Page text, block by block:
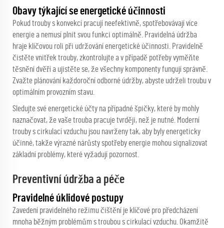
Obavy týkající se energetické účinnosti
Pokud trouby s konvekcí pracují neefektivně, spotřebovávají více
energie a nemusí plnit svou funkci optimálně. Pravidelná údržba
hraje klíčovou roli při udržování energetické účinnosti. Pravidelně
čistěte vnitřek trouby, zkontrolujte a v případě potřeby vyměňte
těsnění dvěří a ujistěte se, že všechny komponenty fungují správně.
Zvažte plánování každoroční odborné údržby, abyste udrželi troubu v
optimálním provozním stavu.
Sledujte své energetické účty na případné špičky, které by mohly
naznačovat, že vaše trouba pracuje tvrději, než je nutné. Moderní
trouby s cirkulací vzduchu jsou navrženy tak, aby byly energeticky
účinné, takže výrazné nárůsty spotřeby energie mohou signalizovat
základní problémy, které vyžadují pozornost.
Preventivní údržba a péče
Pravidelné úklidové postupy
Zavedení pravidelného režimu čištění je klíčové pro předcházení
mnoha běžným problémům s troubou s cirkulací vzduchu. Okamžitě